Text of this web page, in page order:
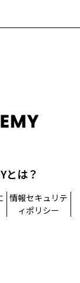
とは？
情報セキュリテ
ィポリシー